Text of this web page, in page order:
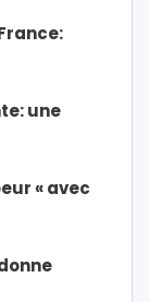
une
« avec